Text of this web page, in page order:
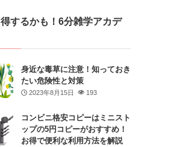
するかも！6分雑学アカデ
身近な毒草に注意！知っておき
たい危険性と対策
2023年8月15日 193
コンビニ格安コピーはミニスト
ップの5円コピーがおすすめ！
お得で便利な利用方法を解説